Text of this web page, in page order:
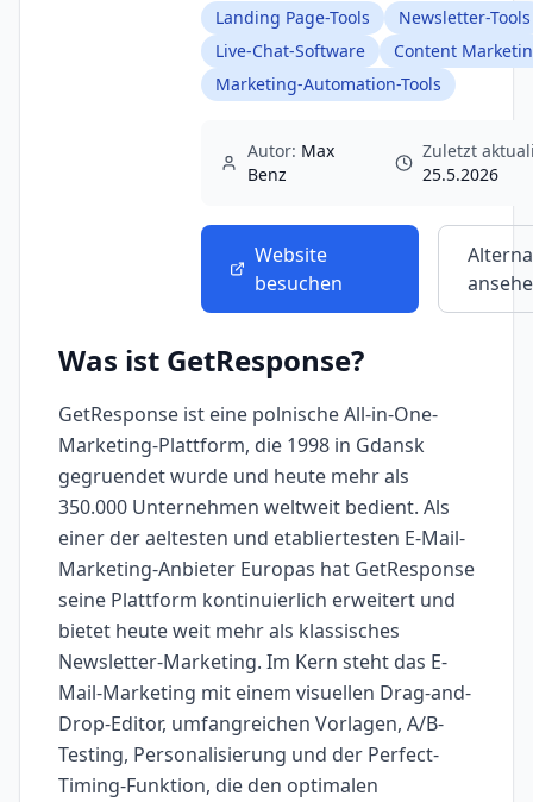
Landing Page-Tools
Newsletter-Tools
Live-Chat-Software
Content
Marketing-Automation-Tools
Autor: Max
Benz
Zuletzt
25.5.2026
Website
besuchen
Was ist GetResponse?
GetResponse ist eine polnische All-in-One-
Marketing-Plattform, die 1998 in Gdansk
gegruendet wurde und heute mehr als
350.000 Unternehmen weltweit bedient. Als
einer der aeltesten und etabliertesten E-Mail-
Marketing-Anbieter Europas hat GetResponse
seine Plattform kontinuierlich erweitert und
bietet heute weit mehr als klassisches
Newsletter-Marketing. Im Kern steht das E-
Mail-Marketing mit einem visuellen Drag-and-
Drop-Editor, umfangreichen Vorlagen, A/B-
Testing, Personalisierung und der Perfect-
Timing-Funktion, die den optimalen